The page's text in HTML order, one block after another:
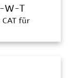
W-T
für